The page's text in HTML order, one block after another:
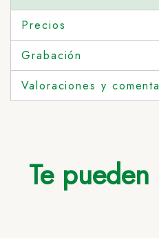
Precios
Grabación
Valoraciones y
Te